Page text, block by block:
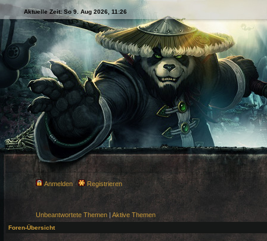
Aktuelle Zeit: So 9. Aug 2026, 11:26
Anmelden Registrieren
Unbeantwortete Themen | Aktive Themen
Foren-Übersicht